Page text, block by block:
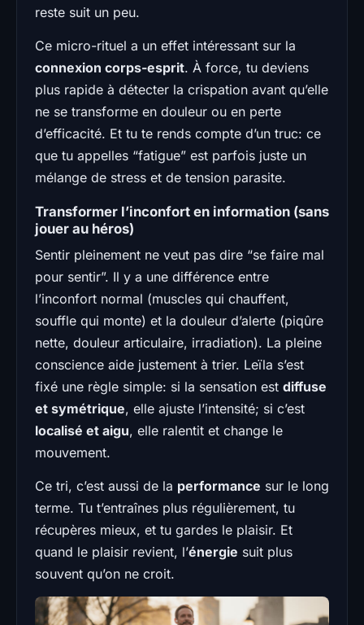
reste suit un peu.
Ce micro-rituel a un effet intéressant sur la
connexion corps-esprit. À force, tu deviens
plus rapide à détecter la crispation avant qu’elle
ne se transforme en douleur ou en perte
d’efficacité. Et tu te rends compte d’un truc: ce
que tu appelles “fatigue” est parfois juste un
mélange de stress et de tension parasite.
Transformer l’inconfort en information (sans
jouer au héros)
Sentir pleinement ne veut pas dire “se faire mal
pour sentir”. Il y a une différence entre
l’inconfort normal (muscles qui chauffent,
souffle qui monte) et la douleur d’alerte (piqûre
nette, douleur articulaire, irradiation). La pleine
conscience aide justement à trier. Leïla s’est
fixé une règle simple: si la sensation est diffuse
et symétrique, elle ajuste l’intensité; si c’est
localisé et aigu, elle ralentit et change le
mouvement.
Ce tri, c’est aussi de la performance sur le long
terme. Tu t’entraînes plus régulièrement, tu
récupères mieux, et tu gardes le plaisir. Et
quand le plaisir revient, l’énergie suit plus
souvent qu’on ne croit.